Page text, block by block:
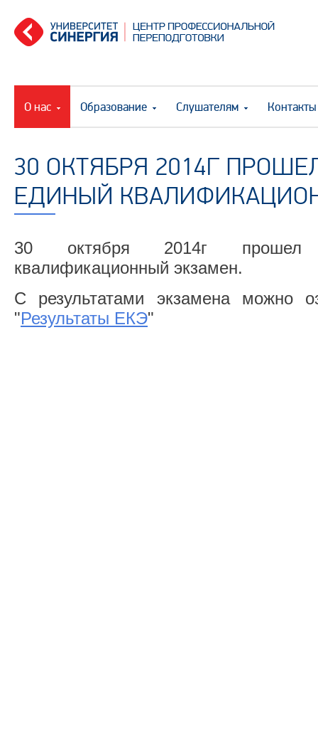
О нас Образование Слушателям Контакты
30 ОКТЯБРЯ 2014Г
ЕДИНЫЙ
30 октября 2014г прошел
квалификационный экзамен.
С результатами экзамена можно
"Результаты ЕКЭ"